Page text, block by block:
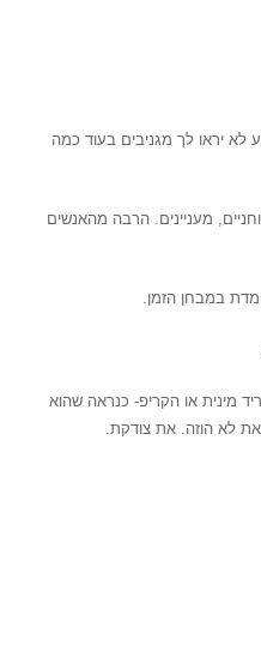
לא יראו לך מגניבים בעוד כמה
מעניינים. הרבה מהאנשים
מינית או הקריפ- כנראה שהוא
את לא הוזה. את צודקת.